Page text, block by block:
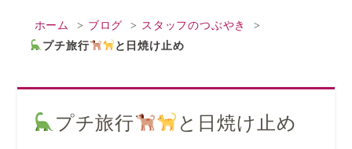
ホーム ブログ
スタッフのつぶやき
プチ旅行
と日焼け止め
プチ旅行 と日焼け止め